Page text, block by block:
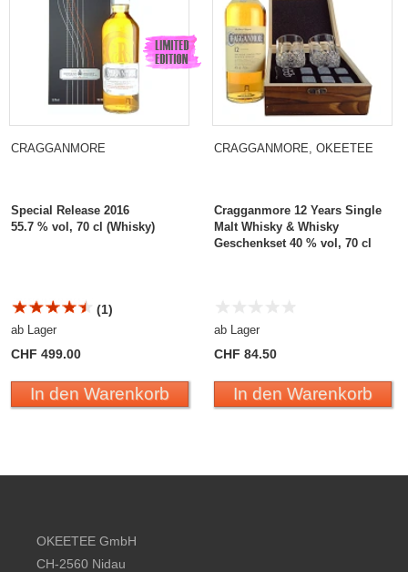
CRAGGANMORE
Special Release 2016
55.7 % vol, 70 cl (Whisky)
(1)
ab Lager
CHF 499.00
In den Warenkorb
CRAGGANMORE, OKEETEE
Cragganmore 12 Years Single
Malt Whisky & Whisky
Geschenkset 40 % vol, 70 cl
ab Lager
CHF 84.50
In den Warenkorb
OKEETEE GmbH
CH-2560 Nidau